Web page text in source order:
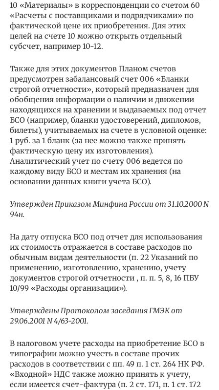
10 «Материалы» в корреспонденции со счетом 60
«Расчеты с поставщиками и подрядчиками» по
фактической цене их приобретения. Для этих
целей на счете 10 можно открыть отдельный
субсчет, например 10-12.
Также для этих документов Планом счетов
предусмотрен забалансовый счет 006 «Бланки
строгой отчетности», который предназначен для
обобщения информации о наличии и движении
находящихся на хранении и выдаваемых под отчет
БСО (например, бланки удостоверений, дипломов,
билеты), учитываемых на счете в условной оценке:
1 руб. за 1 бланк (за нее можно также принять
фактическую цену их изготовления).
Аналитический учет по счету 006 ведется по
каждому виду БСО и местам их хранения (на
основании данных книги учета БСО).
Утвержден Приказом Минфина России от 31.10.2000 N
94н.
На дату отпуска БСО под отчет для использования
их стоимость отражается в составе расходов по
обычным видам деятельности (п. 22 Указаний по
применению, изготовлению, хранению, учету
документов строгой отчетности , п. п. 5, 8, 16 ПБУ
10/99 «Расходы организации»).
Утверждены Протоколом заседания ГМЭК от
29.06.2001 N 4/63-2001.
В налоговом учете расходы на приобретение БСО в
типографии можно учесть в составе прочих
расходов в соответствии с пп. 49 п. 1 ст. 264 НК РФ.
«Входной» НДС также можно принять к учету,
если имеется счет-фактура (п. 2 ст. 171, п. 1 ст. 172